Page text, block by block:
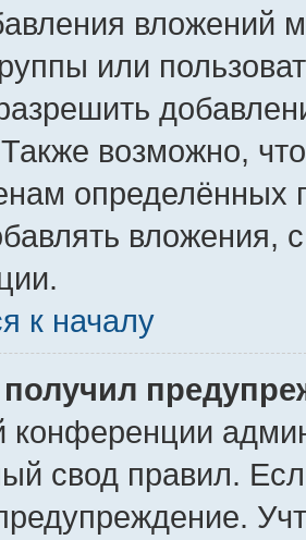
вложений
или
возможно,
определённых
вложения,
к началу
конференции
свод правил.